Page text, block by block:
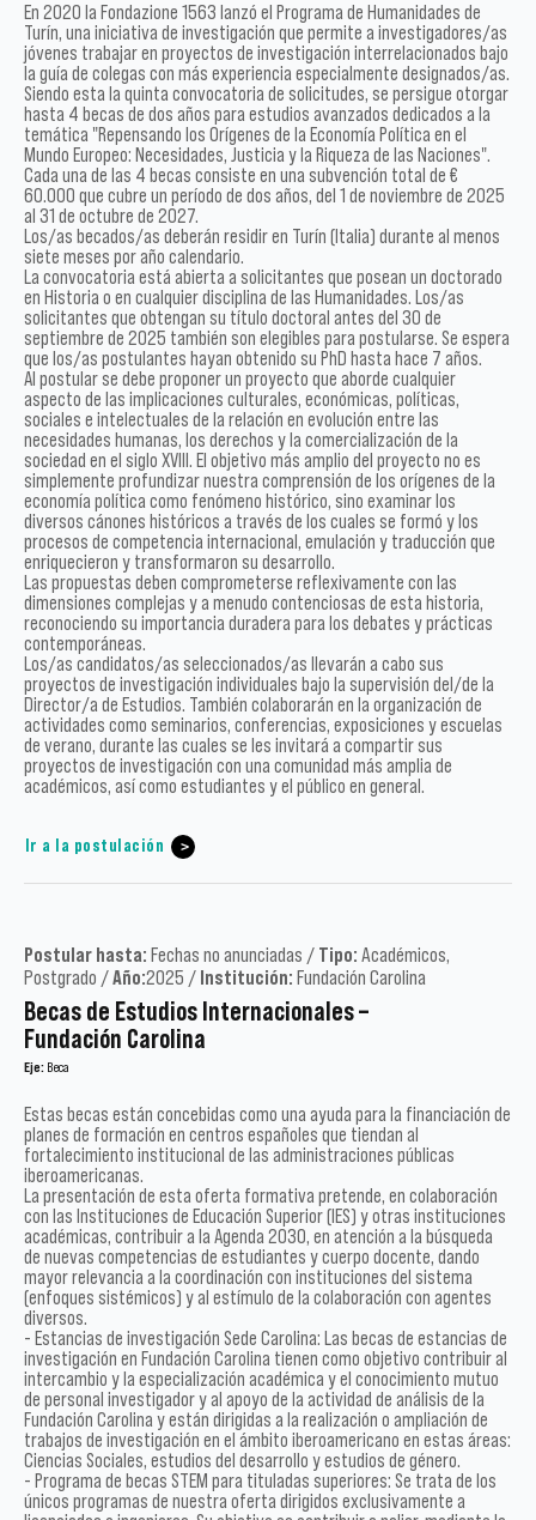
En 2020 la Fondazione 1563 lanzó el Programa de Humanidades de
Turín, una iniciativa de investigación que permite a investigadores/as
jóvenes trabajar en proyectos de investigación interrelacionados bajo
la guía de colegas con más experiencia especialmente designados/as.
Siendo esta la quinta convocatoria de solicitudes, se persigue otorgar
hasta 4 becas de dos años para estudios avanzados dedicados a la
temática "Repensando los Orígenes de la Economía Política en el
Mundo Europeo: Necesidades, Justicia y la Riqueza de las Naciones".
Cada una de las 4 becas consiste en una subvención total de €
60.000 que cubre un período de dos años, del 1 de noviembre de 2025
al 31 de octubre de 2027.
Los/as becados/as deberán residir en Turín (Italia) durante al menos
siete meses por año calendario.
La convocatoria está abierta a solicitantes que posean un doctorado
en Historia o en cualquier disciplina de las Humanidades. Los/as
solicitantes que obtengan su título doctoral antes del 30 de
septiembre de 2025 también son elegibles para postularse. Se espera
que los/as postulantes hayan obtenido su PhD hasta hace 7 años.
Al postular se debe proponer un proyecto que aborde cualquier
aspecto de las implicaciones culturales, económicas, políticas,
sociales e intelectuales de la relación en evolución entre las
necesidades humanas, los derechos y la comercialización de la
sociedad en el siglo XVIII. El objetivo más amplio del proyecto no es
simplemente profundizar nuestra comprensión de los orígenes de la
economía política como fenómeno histórico, sino examinar los
diversos cánones históricos a través de los cuales se formó y los
procesos de competencia internacional, emulación y traducción que
enriquecieron y transformaron su desarrollo.
Las propuestas deben comprometerse reflexivamente con las
dimensiones complejas y a menudo contenciosas de esta historia,
reconociendo su importancia duradera para los debates y prácticas
contemporáneas.
Los/as candidatos/as seleccionados/as llevarán a cabo sus
proyectos de investigación individuales bajo la supervisión del/de la
Director/a de Estudios. También colaborarán en la organización de
actividades como seminarios, conferencias, exposiciones y escuelas
de verano, durante las cuales se les invitará a compartir sus
proyectos de investigación con una comunidad más amplia de
académicos, así como estudiantes y el público en general.
Ir a la postulación
Postular hasta: Fechas no anunciadas / Tipo: Académicos,
Postgrado /Año:2025 / Institución: Fundación Carolina
Becas de Estudios Internacionales –
Fundación Carolina
Eje: Beca
Estas becas están concebidas como una ayuda para la financiación de
planes de formación en centros españoles que tiendan al
fortalecimiento institucional de las administraciones públicas
iberoamericanas.
La presentación de esta oferta formativa pretende, en colaboración
con las Instituciones de Educación Superior (IES) y otras instituciones
académicas, contribuir a la Agenda 2030, en atención a la búsqueda
de nuevas competencias de estudiantes y cuerpo docente, dando
mayor relevancia a la coordinación con instituciones del sistema
(enfoques sistémicos) y al estímulo de la colaboración con agentes
diversos.
- Estancias de investigación Sede Carolina: Las becas de estancias de
investigación en Fundación Carolina tienen como objetivo contribuir al
intercambio y la especialización académica y el conocimiento mutuo
de personal investigador y al apoyo de la actividad de análisis de la
Fundación Carolina y están dirigidas a la realización o ampliación de
trabajos de investigación en el ámbito iberoamericano en estas áreas:
Ciencias Sociales, estudios del desarrollo y estudios de género.
- Programa de becas STEM para tituladas superiores: Se trata de los
únicos programas de nuestra oferta dirigidos exclusivamente a